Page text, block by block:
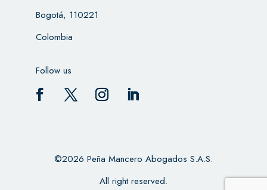
Bogotá, 110221
Colombia
Follow us
©2026 Peña Mancero Abogados S.A.S.
All right reserved.